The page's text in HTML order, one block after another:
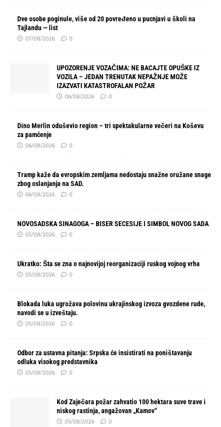
Dve osobe poginule, više od 20 povređeno u pucnjavi u školi na
Tajlandu — list
07/08/2026 0
UPOZORENJE VOZAČIMA: NE BACAJTE OPUŠKE IZ
VOZILA – JEDAN TRENUTAK NEPAŽNJE MOŽE
IZAZVATI KATASTROFALAN POŽAR
06/08/2026 0
Dino Merlin oduševio region – tri spektakularne večeri na Koševu
za pamćenje
06/08/2026 0
Tramp kaže da evropskim zemljama nedostaju snažne oružane snage
zbog oslanjanja na SAD.
06/08/2026 0
NOVOSADSKA SINAGOGA – BISER SECESIJE I SIMBOL NOVOG SADA
05/08/2026 0
Ukratko: Šta se zna o najnovijoj reorganizaciji ruskog vojnog vrha
05/08/2026 0
Blokada luka ugrožava polovinu ukrajinskog izvoza gvozdene rude,
navodi se u izveštaju.
05/08/2026 0
Odbor za ustavna pitanja: Srpska će insistirati na poništavanju
odluka visokog predstavnika
05/08/2026 0
Kod Zaječara požar zahvatio 100 hektara suve trave i
niskog rastinja, angažovan „Kamov“
05/08/2026 0